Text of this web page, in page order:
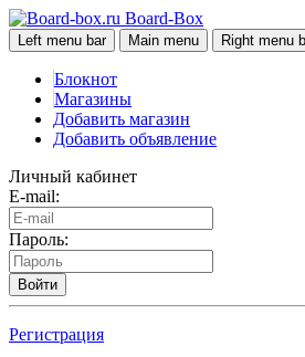
Board-Box
Left menu bar Main menu Right menu
Блокнот
Магазины
Добавить магазин
Добавить объявление
Личный кабинет
E-mail:
Пароль:
Войти
Регистрация